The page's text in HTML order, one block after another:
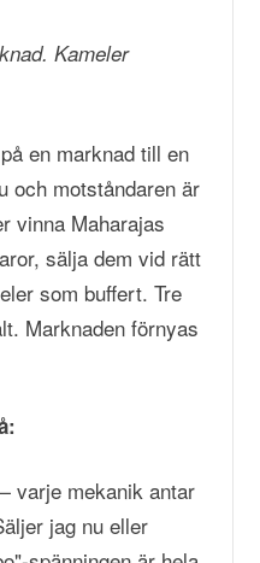
Kameler
en marknad till en
och motståndaren är
vinna Maharajas
sälja dem vid rätt
som buffert. Tre
Marknaden förnyas
varje mekanik antar
jag nu eller